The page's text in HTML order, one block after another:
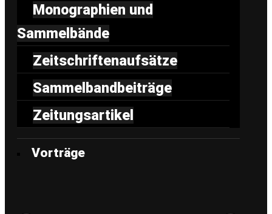
Monographien und
Sammelbände
Zeitschriftenaufsätze
Sammelbandbeiträge
Zeitungsartikel
Vorträge